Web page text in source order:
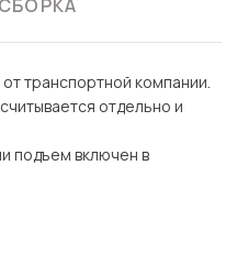
СБОРКА
от транспортной компании.
отдельно и
подъем включен в